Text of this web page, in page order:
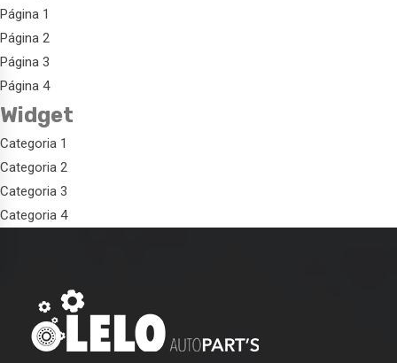
Página 1
Página 2
Página 3
Página 4
Widget
Categoria 1
Categoria 2
Categoria 3
Categoria 4